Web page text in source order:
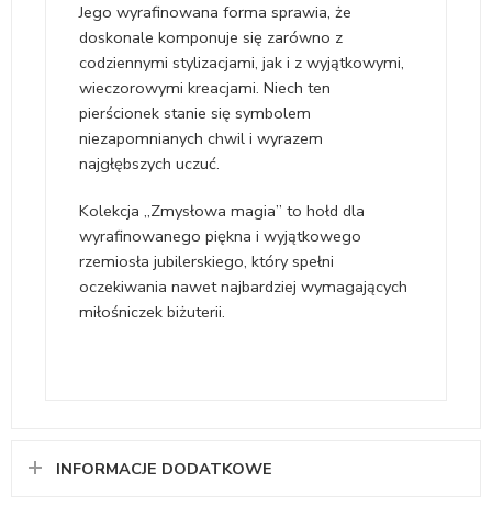
Jego wyrafinowana forma sprawia, że
doskonale komponuje się zarówno z
codziennymi stylizacjami, jak i z wyjątkowymi,
wieczorowymi kreacjami. Niech ten
pierścionek stanie się symbolem
niezapomnianych chwil i wyrazem
najgłębszych uczuć.
Kolekcja „Zmysłowa magia” to hołd dla
wyrafinowanego piękna i wyjątkowego
rzemiosła jubilerskiego, który spełni
oczekiwania nawet najbardziej wymagających
miłośniczek biżuterii.
INFORMACJE DODATKOWE